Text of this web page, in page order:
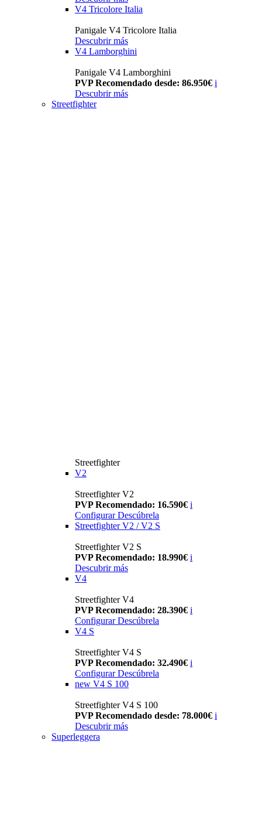
V4 Tricolore Italia
Panigale V4 Tricolore Italia
Descubrir más
V4 Lamborghini
Panigale V4 Lamborghini
PVP Recomendado desde: 86.950€ i
Descubrir más
Streetfighter
Streetfighter
V2
Streetfighter V2
PVP Recomendado: 16.590€ i
Configurar Descúbrela
Streetfighter V2 / V2 S
Streetfighter V2 S
PVP Recomendado: 18.990€ i
Descubrir más
V4
Streetfighter V4
PVP Recomendado: 28.390€ i
Configurar Descúbrela
V4 S
Streetfighter V4 S
PVP Recomendado: 32.490€ i
Configurar Descúbrela
new V4 S 100
Streetfighter V4 S 100
PVP Recomendado desde: 78.000€ i
Descubrir más
Superleggera